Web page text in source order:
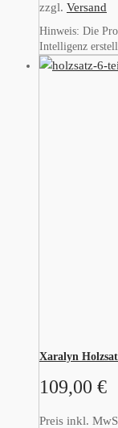
zzgl. Versand
Hinweis: Die
Intelligenz
Xaralyn
109,00 €
Preis inkl.